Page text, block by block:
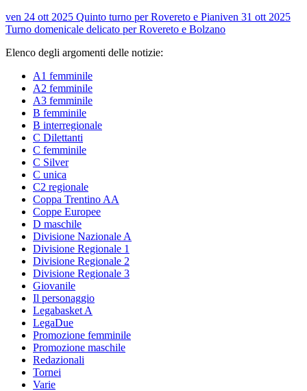
ven 24 ott 2025 Quinto turno per Rovereto e Pianiven 31 ott 2025
Turno domenicale delicato per Rovereto e Bolzano
Elenco degli argomenti delle notizie:
A1 femminile
A2 femminile
A3 femminile
B femminile
B interregionale
C Dilettanti
C femminile
C Silver
C unica
C2 regionale
Coppa Trentino AA
Coppe Europee
D maschile
Divisione Nazionale A
Divisione Regionale 1
Divisione Regionale 2
Divisione Regionale 3
Giovanile
Il personaggio
Legabasket A
LegaDue
Promozione femminile
Promozione maschile
Redazionali
Tornei
Varie